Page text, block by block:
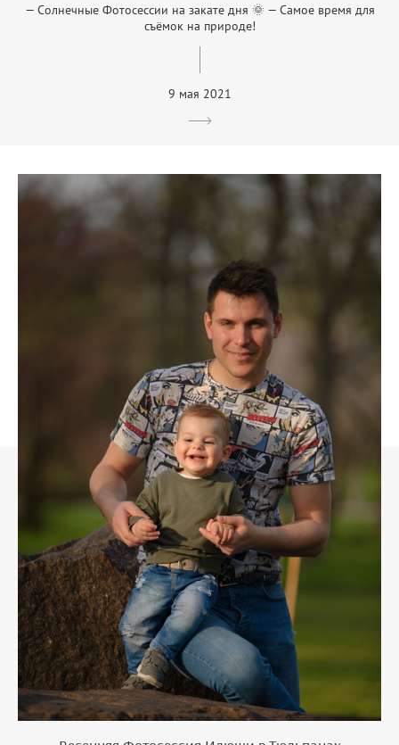
— Солнечные Фотосессии на закате дня 🌞 — Самое время для
съёмок на природе!
9 мая 2021